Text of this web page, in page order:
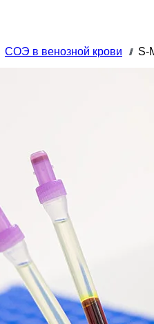
СОЭ в венозной крови /// S-